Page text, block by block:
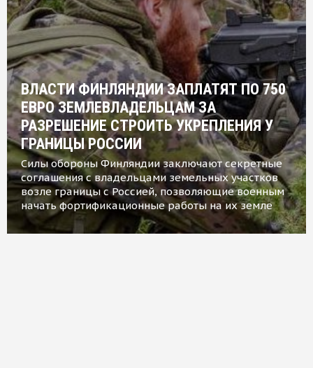
ВЛАСТИ ФИНЛЯНДИИ ЗАПЛАТЯТ ПО 750
ЕВРО ЗЕМЛЕВЛАДЕЛЬЦАМ ЗА
РАЗРЕШЕНИЕ СТРОИТЬ УКРЕПЛЕНИЯ У
ГРАНИЦЫ РОССИИ
Силы обороны Финляндии заключают секретные
соглашения с владельцами земельных участков
возле границы с Россией, позволяющие военным
начать фортификационные работы на их земле